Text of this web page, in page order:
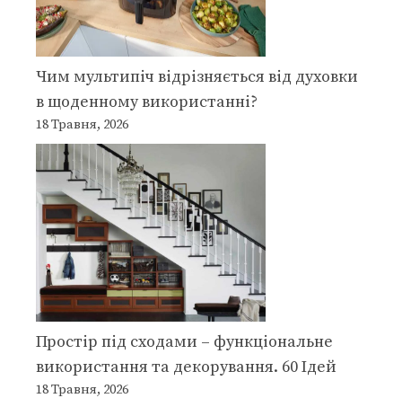
Чим мультипіч відрізняється від духовки
в щоденному використанні?
18 Травня, 2026
Простір під сходами – функціональне
використання та декорування. 60 Ідей
18 Травня, 2026